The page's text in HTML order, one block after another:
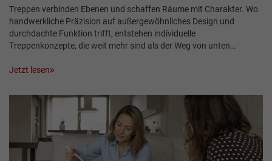
Treppen verbinden Ebenen und schaffen Räume mit Charakter. Wo
handwerkliche Präzision auf außergewöhnliches Design und
durchdachte Funktion trifft, entstehen individuelle
Treppenkonzepte, die weit mehr sind als der Weg von unten…
Jetzt lesen